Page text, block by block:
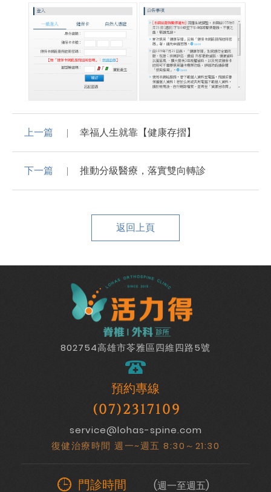
上一篇 幸福人生就靠【健康存摺】
下一篇 推動分級醫療，落實雙向轉診
返回上頁
802754高雄市苓雅區四維四路5號
預約專線
(07)2317109
service@lohas-spine.com
復健治療時間 週一~週五 8:30～21:30
門診時間 (週一至週五)